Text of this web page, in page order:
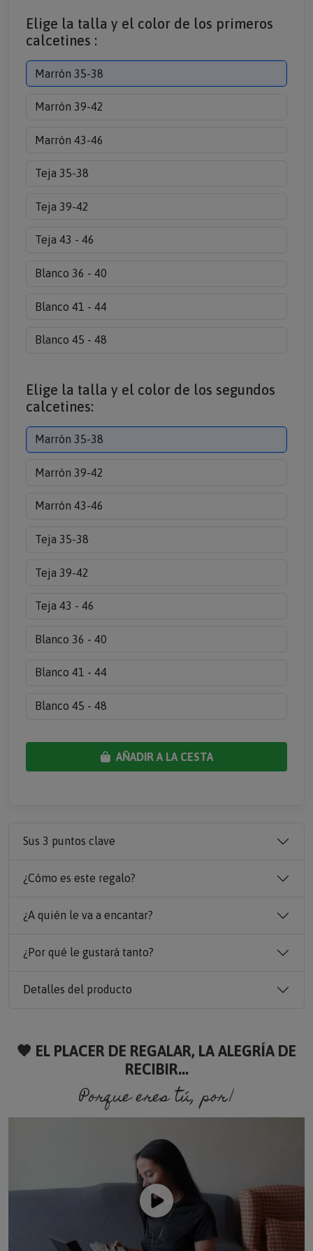
Elige la talla y el color de los primeros
calcetines :
Marrón 35-38
Marrón 39-42
Marrón 43-46
Teja 35-38
Teja 39-42
Teja 43 - 46
Blanco 36 - 40
Blanco 41 - 44
Blanco 45 - 48
Elige la talla y el color de los segundos
calcetines:
Marrón 35-38
Marrón 39-42
Marrón 43-46
Teja 35-38
Teja 39-42
Teja 43 - 46
Blanco 36 - 40
Blanco 41 - 44
Blanco 45 - 48
AÑADIR A LA CESTA
Sus 3 puntos clave
¿Cómo es este regalo?
¿A quién le va a encantar?
¿Por qué le gustará tanto?
Detalles del producto
🧡 EL PLACER DE REGALAR, LA ALEGRÍA DE
RECIBIR...
Porque eres tú, porque soy